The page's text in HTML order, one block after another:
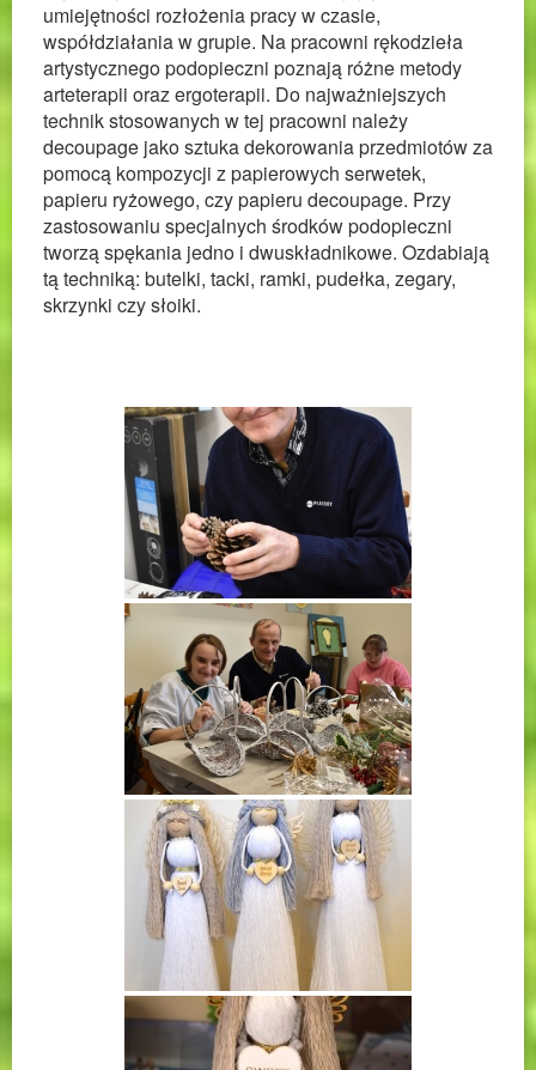
umiejętności rozłożenia pracy w czasie,
współdziałania w grupie. Na pracowni rękodzieła
artystycznego podopieczni poznają różne metody
arteterapii oraz ergoterapii. Do najważniejszych
technik stosowanych w tej pracowni należy
decoupage jako sztuka dekorowania przedmiotów za
pomocą kompozycji z papierowych serwetek,
papieru ryżowego, czy papieru decoupage. Przy
zastosowaniu specjalnych środków podopieczni
tworzą spękania jedno i dwuskładnikowe. Ozdabiają
tą techniką: butelki, tacki, ramki, pudełka, zegary,
skrzynki czy słoiki.